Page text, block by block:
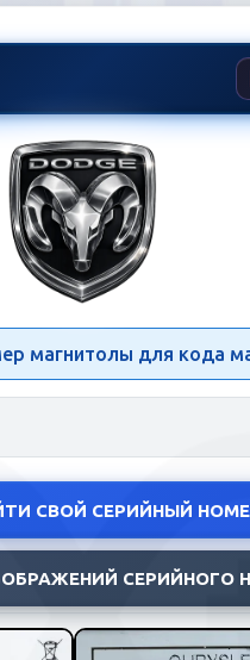
|
магнитолы для кода
СВОЙ СЕРИЙНЫЙ
СЕРИЙНОГО